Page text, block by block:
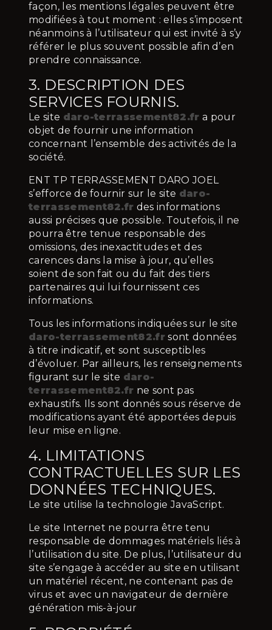
façon, les mentions légales peuvent être
modifiées à tout moment : elles s’imposent
néanmoins à l’utilisateur qui est invité à s’y
référer le plus souvent possible afin d’en
prendre connaissance.
3. DESCRIPTION DES
SERVICES FOURNIS.
Le site daro-terrassement82.fr a pour
objet de fournir une information
concernant l’ensemble des activités de la
société.
ENT TP TERRASSEMENT DARO JOEL
s’efforce de fournir sur le site daro-
terrassement82.fr des informations
aussi précises que possible. Toutefois, il ne
pourra être tenue responsable des
omissions, des inexactitudes et des
carences dans la mise à jour, qu’elles
soient de son fait ou du fait des tiers
partenaires qui lui fournissent ces
informations.
Tous les informations indiquées sur le site
daro-terrassement82.fr sont données
à titre indicatif, et sont susceptibles
d’évoluer. Par ailleurs, les renseignements
figurant sur le site daro-
terrassement82.fr ne sont pas
exhaustifs. Ils sont donnés sous réserve de
modifications ayant été apportées depuis
leur mise en ligne.
4. LIMITATIONS
CONTRACTUELLES SUR LES
DONNÉES TECHNIQUES.
Le site utilise la technologie JavaScript.
Le site Internet ne pourra être tenu
responsable de dommages matériels liés à
l’utilisation du site. De plus, l’utilisateur du
site s’engage à accéder au site en utilisant
un matériel récent, ne contenant pas de
virus et avec un navigateur de dernière
génération mis-à-jour